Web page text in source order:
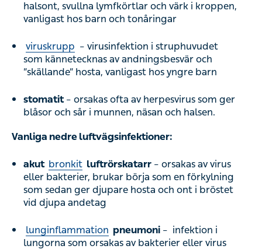
halsont, svullna lymfkörtlar och värk i kroppen,
vanligast hos barn och tonåringar
viruskrupp – virusinfektion i struphuvudet
som kännetecknas av andningsbesvär och
”skällande” hosta, vanligast hos yngre barn
stomatit– orsakas ofta av herpesvirus som ger
blåsor och sår i munnen, näsan och halsen.
Vanliga nedre luftvägsinfektioner:
akut bronkit luftrörskatarr – orsakas av virus
eller bakterier, brukar börja som en förkylning
som sedan ger djupare hosta och ont i bröstet
vid djupa andetag
lunginflammation pneumoni – infektion i
lungorna som orsakas av bakterier eller virus